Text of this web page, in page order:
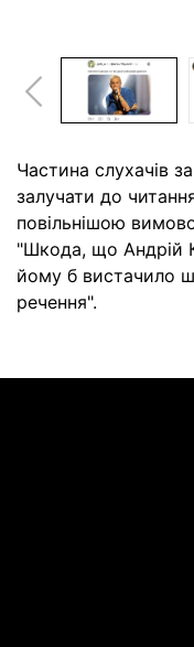
Частина слухачів
залучати до
повільнішою
"Шкода, що Андрій
йому б вистачило
речення".